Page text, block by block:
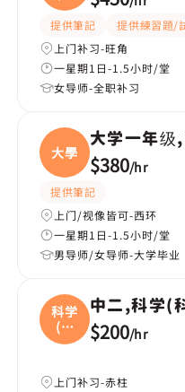
提供筆記 提供練習題/
上门补习-旺角
一星期1日-1.5小时/堂
女导师-全职补习
大學
大学一年级
$380/hr
提供筆記
上门/视像皆可-西环
一星期1日-1.5小时/堂
男导师/女导师-大学毕业
科学
(科
學
中二,科学(
$200/hr
上门补习-赤柱